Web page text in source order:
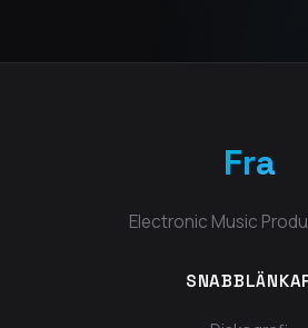
Fra
Electronic Music